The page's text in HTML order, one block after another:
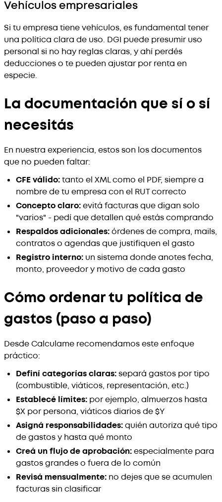
Vehículos empresariales
Si tu empresa tiene vehículos, es fundamental tener
una política clara de uso. DGI puede presumir uso
personal si no hay reglas claras, y ahí perdés
deducciones o te pueden ajustar por renta en
especie.
La documentación que sí o sí
necesitás
En nuestra experiencia, estos son los documentos
que no pueden faltar:
CFE válido:tanto el XML como el PDF, siempre a
nombre de tu empresa con el RUT correcto
Concepto claro:evitá facturas que digan solo
"varios" - pedí que detallen qué estás comprando
Respaldos adicionales:órdenes de compra, mails,
contratos o agendas que justifiquen el gasto
Registro interno: un sistema donde anotes fecha,
monto, proveedor y motivo de cada gasto
Cómo ordenar tu política de
gastos (paso a paso)
Desde Calculame recomendamos este enfoque
práctico:
Definí categorías claras:separá gastos por tipo
(combustible, viáticos, representación, etc.)
Establecé límites: por ejemplo, almuerzos hasta
$X por persona, viáticos diarios de $Y
Asigná responsabilidades:quién autoriza qué tipo
de gastos y hasta qué monto
Creá un flujo de aprobación:especialmente para
gastos grandes o fuera de lo común
Revisá mensualmente: no dejes que se acumulen
facturas sin clasificar